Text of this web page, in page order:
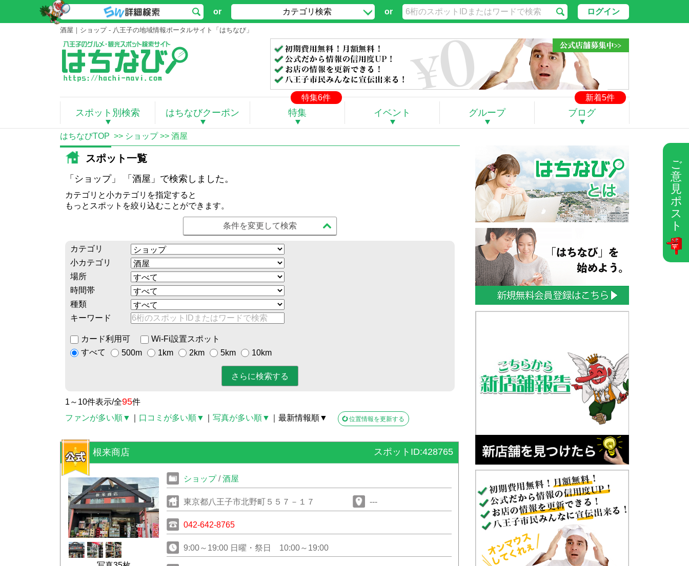
ご
意
見
ポ
ス
ト
or カテゴリ検索 or ログイン
酒屋｜ショップ - 八王子の地域情報ポータルサイト「はちなび」
特集6件 新着5件
スポット別検索 はちなびクーポン 特集 イベント グループ ブログ
はちなびTOP >> ショップ>> 酒屋
スポット一覧
「ショップ」 「酒屋」で検索しました。
カテゴリと小カテゴリを指定すると
もっとスポットを絞り込むことができます。
条件を変更して検索
カテゴリ
小カテゴリ
場所
時間帯
種類
キーワード
カード利用可
Wi-Fi設置スポット
すべて
500m 1km 2km 5km 10km
1～10件表示/全95件
ファンが多い順▼
口コミが多い順▼ 写真が多い順▼ ｜最新情報順▼ 位置情報を更新する
根来商店 スポットID:428765
ショップ/酒屋
東京都八王子市北野町５５７－１７ ---
042-642-8765
9:00～19:00 日曜・祭日 10:00～19:00